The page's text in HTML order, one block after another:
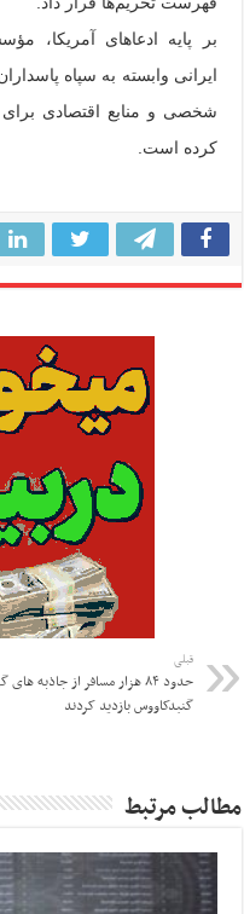
بر پایه ادعاهای آمریکا،
ایرانی وابسته به سپاه
شخصی و منابع اقتصادی
کرده است.
قبلی
حدود ۸۴ هزار مسافر از جاذبه
گنبدکاووس بازدید کردند
مطالب مرتبط